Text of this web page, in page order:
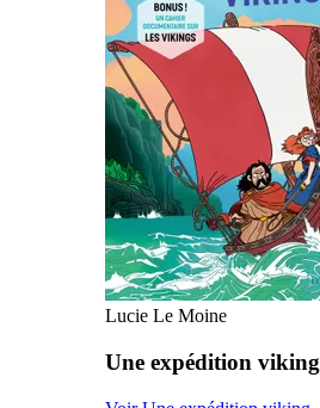
Lucie Le Moine
Une expédition viking